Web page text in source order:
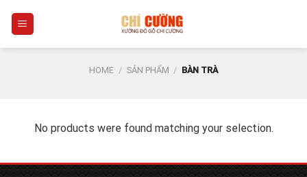
HOME / SẢN PHẨM / BÀN TRÀ
No products were found matching your selection.